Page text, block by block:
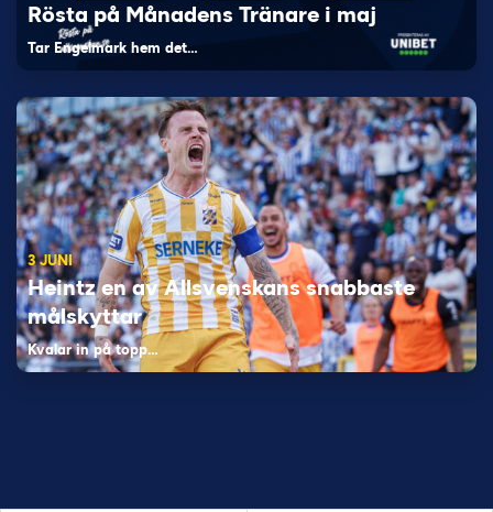
Rösta på Månadens Tränare i maj
Tar Engelmark hem det…
3 JUNI
Heintz en av Allsvenskans snabbaste
målskyttar
Kvalar in på topp…